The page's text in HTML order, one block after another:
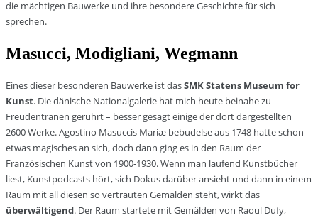
die mächtigen Bauwerke und ihre besondere Geschichte für sich
sprechen.
Masucci, Modigliani, Wegmann
Eines dieser besonderen Bauwerke ist dasSMK Statens Museum for
Kunst. Die dänische Nationalgalerie hat mich heute beinahe zu
Freudentränen gerührt – besser gesagt einige der dort dargestellten
2600 Werke. Agostino Masuccis Mariæ bebudelse aus 1748 hatte schon
etwas magisches an sich, doch dann ging es in den Raum der
Französischen Kunst von 1900-1930. Wenn man laufend Kunstbücher
liest, Kunstpodcasts hört, sich Dokus darüber ansieht und dann in einem
Raum mit all diesen so vertrauten Gemälden steht, wirkt das
überwältigend. Der Raum startete mit Gemälden von Raoul Dufy,